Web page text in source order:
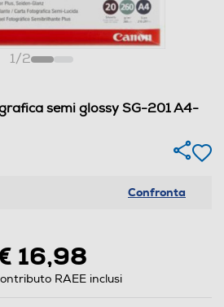
1/2
semi glossy SG-201 A4-
Confronta
16,98
RAEE inclusi